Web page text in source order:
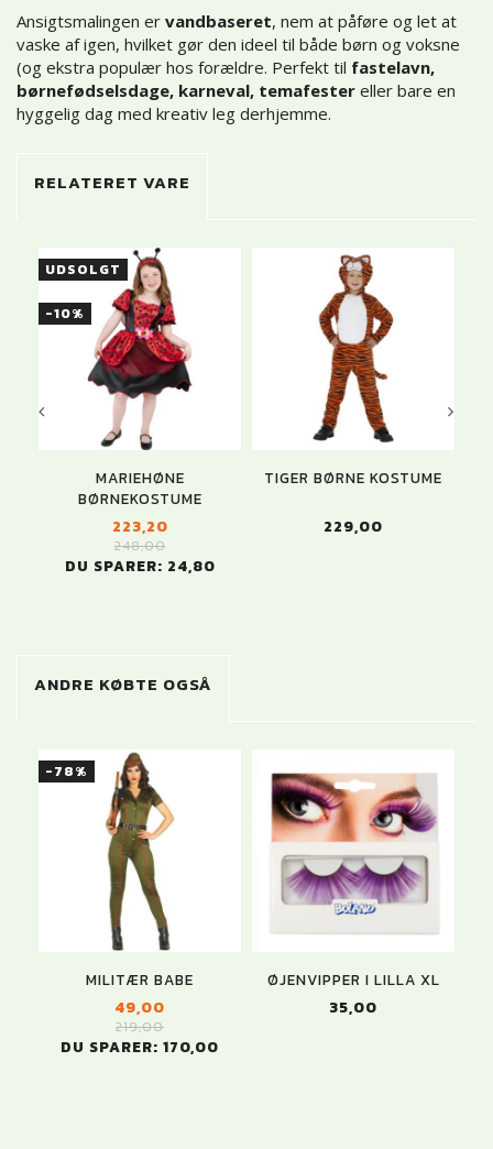
Ansigtsmalingen er vandbaseret, nem at påføre og let at
vaske af igen, hvilket gør den ideel til både børn og voksne
(og ekstra populær hos forældre. Perfekt til fastelavn,
børnefødselsdage, karneval, temafester eller bare en
hyggelig dag med kreativ leg derhjemme.
RELATERET VARE
UDSOLGT
-10%
MARIEHØNE
BØRNEKOSTUME
223,20
248,00
DU SPARER: 24,80
TIGER BØRNE KOSTUME
229,00
ANDRE KØBTE OGSÅ
-78%
MILITÆR BABE
49,00
219,00
DU SPARER: 170,00
ØJENVIPPER I LILLA XL
35,00